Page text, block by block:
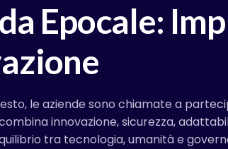
Epocale:
le aziende sono chiamate a
innovazione, sicurezza,
tra tecnologia, umanità e